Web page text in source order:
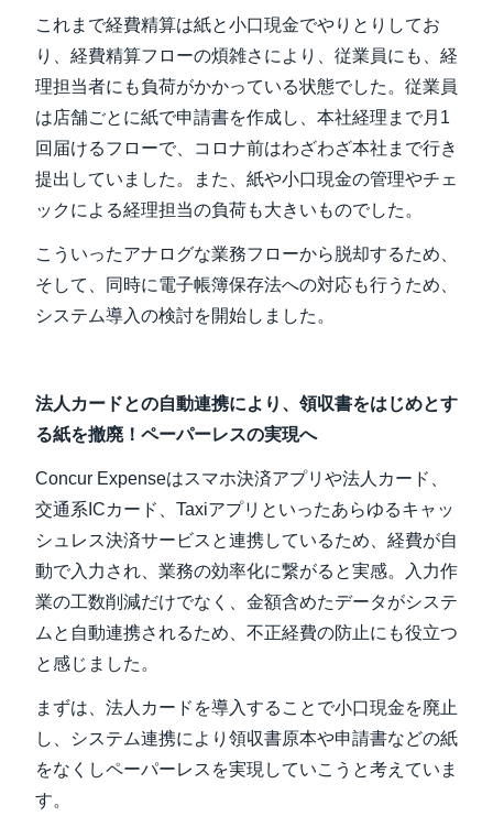
これまで経費精算は紙と小口現金でやりとりしてお
り、経費精算フローの煩雑さにより、従業員にも、経
理担当者にも負荷がかかっている状態でした。従業員
は店舗ごとに紙で申請書を作成し、本社経理まで月1
回届けるフローで、コロナ前はわざわざ本社まで行き
提出していました。また、紙や小口現金の管理やチェ
ックによる経理担当の負荷も大きいものでした。
こういったアナログな業務フローから脱却するため、
そして、同時に電子帳簿保存法への対応も行うため、
システム導入の検討を開始しました。
法人カードとの自動連携により、領収書をはじめとす
る紙を撤廃！ペーパーレスの実現へ
Concur Expenseはスマホ決済アプリや法⼈カード、
交通系ICカード、Taxiアプリといったあらゆるキャッ
シュレス決済サービスと連携しているため、経費が自
動で入力され、業務の効率化に繋がると実感。入力作
業の工数削減だけでなく、金額含めたデータがシステ
ムと自動連携されるため、不正経費の防止にも役立つ
と感じました。
まずは、法人カードを導入することで小口現金を廃止
し、システム連携により領収書原本や申請書などの紙
をなくしペーパーレスを実現していこうと考えていま
す。